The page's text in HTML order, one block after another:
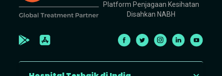
Platform Penjagaan Kesihatan
Disahkan NABH